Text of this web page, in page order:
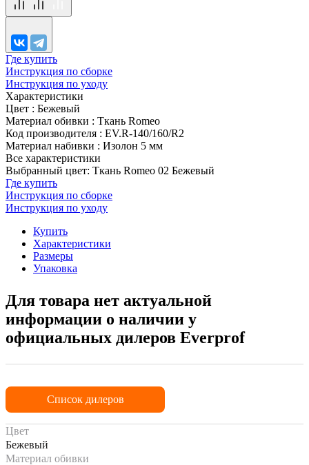
Где купить
Инструкция по сборке
Инструкция по уходу
Характеристики
Цвет : Бежевый
Материал обивки : Ткань Romeo
Код производителя : EV.R-140/160/R2
Материал набивки : Изолон 5 мм
Все характеристики
Выбранный цвет: Ткань Romeo 02 Бежевый
Где купить
Инструкция по сборке
Инструкция по уходу
Купить
Характеристики
Размеры
Упаковка
Для товара нет актуальной
информации о наличии у
официальных дилеров Everprof
Список дилеров
Цвет
Бежевый
Материал обивки